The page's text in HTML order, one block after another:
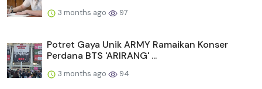
3 months ago 97
Potret Gaya Unik ARMY Ramaikan Konser
Perdana BTS 'ARIRANG' ...
3 months ago 94